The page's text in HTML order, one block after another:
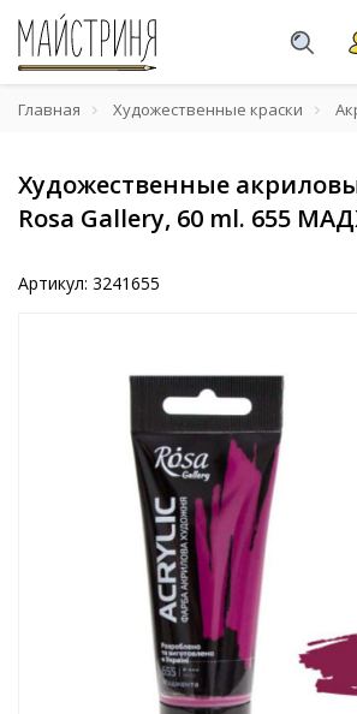
Главная Художественные краски
Художественные
Rosa Gallery, 60 ml. 655
Артикул: 3241655